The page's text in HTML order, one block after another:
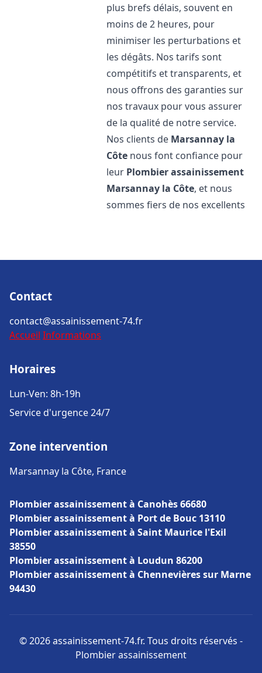
plus brefs délais, souvent en
moins de 2 heures, pour
minimiser les perturbations et
les dégâts. Nos tarifs sont
compétitifs et transparents, et
nous offrons des garanties sur
nos travaux pour vous assurer
de la qualité de notre service.
Nos clients de Marsannay la
Côte nous font confiance pour
leur Plombier assainissement
Marsannay la Côte, et nous
sommes fiers de nos excellents
Contact
contact@assainissement-74.fr
Accueil Informations
Horaires
Lun-Ven: 8h-19h
Service d'urgence 24/7
Zone intervention
Marsannay la Côte, France
Plombier assainissement à Canohès 66680
Plombier assainissement à Port de Bouc 13110
Plombier assainissement à Saint Maurice l'Exil
38550
Plombier assainissement à Loudun 86200
Plombier assainissement à Chennevières sur Marne
94430
© 2026 assainissement-74.fr. Tous droits réservés -
Plombier assainissement